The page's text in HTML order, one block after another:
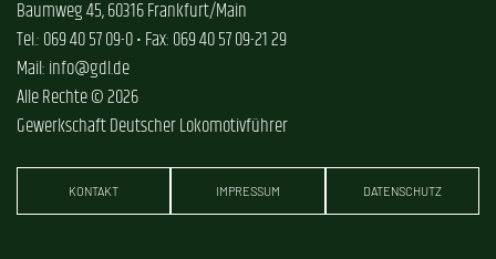
Baumweg 45, 60316 Frankfurt/Main
Tel.: 069 40 57 09-0 • Fax: 069 40 57 09-21 29
Mail: info@gdl.de
Alle Rechte © 2026
Gewerkschaft Deutscher Lokomotivführer
KONTAKT IMPRESSUM DATENSCHUTZ